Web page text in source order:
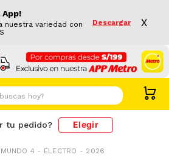
App!
nuestra variedad con
Descargar X
hoy?
tu pedido? Elegir
4 - ELECTRO - 2026